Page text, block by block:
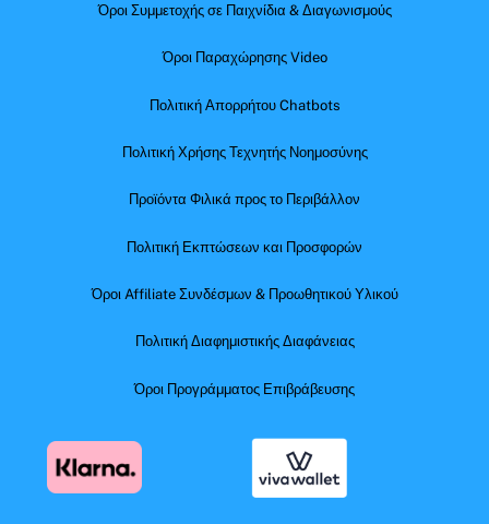
Όροι Συμμετοχής σε Παιχνίδια & Διαγωνισμούς
Όροι Παραχώρησης Video
Πολιτική Απορρήτου Chatbots
Πολιτική Χρήσης Τεχνητής Νοημοσύνης
Προϊόντα Φιλικά προς το Περιβάλλον
Πολιτική Εκπτώσεων και Προσφορών
Όροι Affiliate Συνδέσμων & Προωθητικού Υλικού
Πολιτική Διαφημιστικής Διαφάνειας
Όροι Προγράμματος Επιβράβευσης